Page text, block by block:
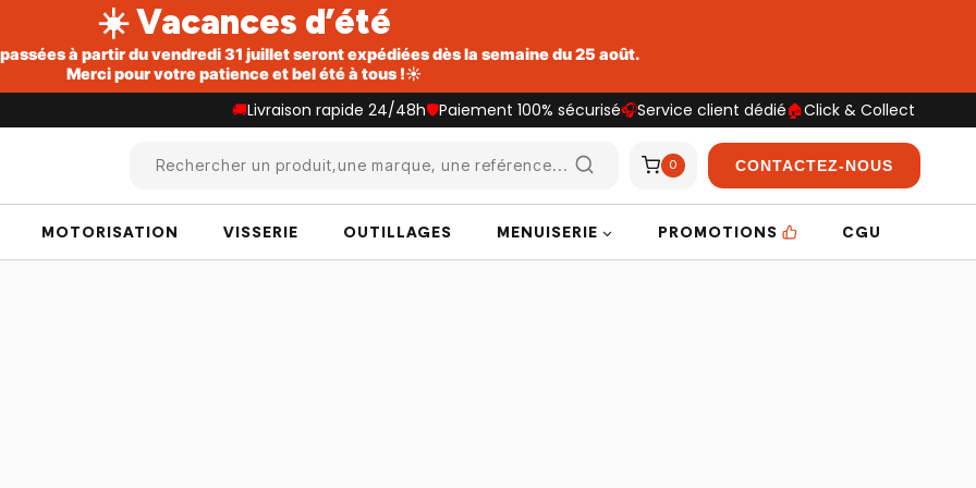
☀️ Vacances d’été
à partir du vendredi 31 juillet seront expédiées dès la semaine du 25 août.
Merci pour votre patience et bel été à tous !☀️
🚚Livraison rapide 24/48h🛡️Paiement 100% sécurisé🎧Service client dédié🏠Click & Collect
Rechercher un produit,une marque, une reférence... 0 CONTACTEZ-NOUS
MOTORISATION VISSERIE OUTILLAGES MENUISERIE PROMOTIONS CGU